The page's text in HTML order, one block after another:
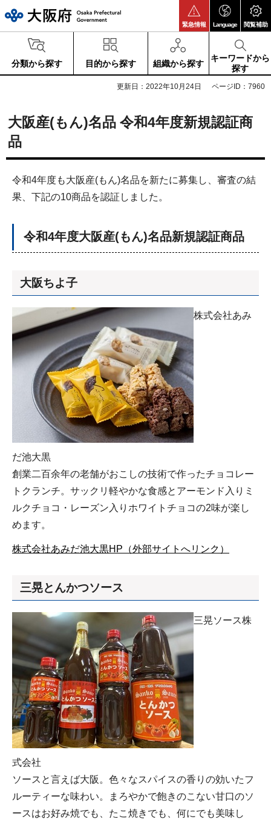
緊急情報 Language 閲覧補助
分類から探す 目的から探す 組織から探す
キーワードから
探す
更新日：2022年10月24日 ページID：7960
大阪産(もん)名品 令和4年度新規認証商
品
令和4年度も大阪産(もん)名品を新たに募集し、審査の結
果、下記の10商品を認証しました。
令和4年度大阪産(もん)名品新規認証商品
大阪ちよ子
株式会社あみ
だ池大黒
創業二百余年の老舗がおこしの技術で作ったチョコレー
トクランチ。サックリ軽やかな食感とアーモンド入りミ
ルクチョコ・レーズン入りホワイトチョコの2味が楽し
めます。
株式会社あみだ池大黒HP（外部サイトへリンク）
三晃とんかつソース
三晃ソース株
式会社
ソースと言えば大阪。色々なスパイスの香りの効いたフ
ルーティーな味わい。まろやかで飽きのこない甘口のソ
ースはお好み焼でも、たこ焼きでも、何にでも美味し